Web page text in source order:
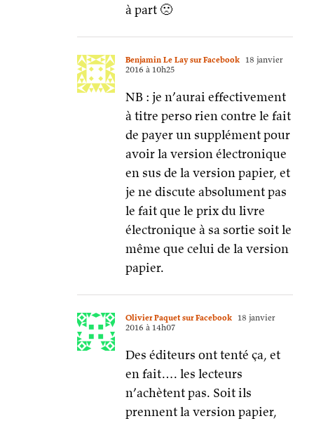
à part 🙁
Benjamin Le Lay sur Facebook 18 janvier
2016 à 10h25
NB : je n’aurai effectivement
à titre perso rien contre le fait
de payer un supplément pour
avoir la version électronique
en sus de la version papier, et
je ne discute absolument pas
le fait que le prix du livre
électronique à sa sortie soit le
même que celui de la version
papier.
Olivier Paquet sur Facebook 18 janvier
2016 à 14h07
Des éditeurs ont tenté ça, et
en fait…. les lecteurs
n’achètent pas. Soit ils
prennent la version papier,